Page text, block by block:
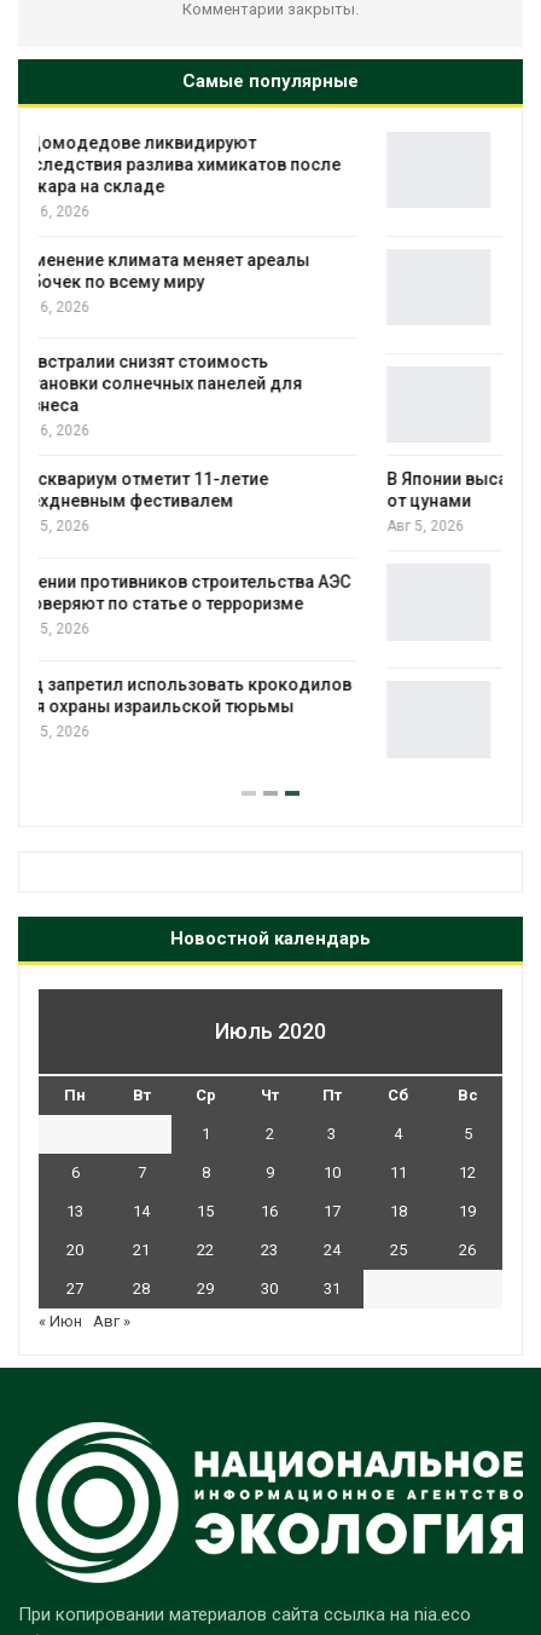
Комментарии закрыты.
Самые популярные
Органические яйца оказались «хуже для
климата»: исследование показало
Стартовал прием заявок на
экологическую премию
Омская область получит ещё 598 млн
рублей на перевод частных домов на газ
В Японии высаживают прибрежные леса для защиты
от цунами
Авг 5, 2026
Суд взыскал с золотодобывающей
компании 145,4 млн рублей за ущерб
недрам
Микропластик обнаружили почти у всех
животных глубоководных
Новостной календарь
Июль 2020
Пн Вт Ср Чт Пт Сб Вс
1 2 3 4 5
6 7 8 9 10 11 12
13 14 15 16 17 18 19
20 21 22 23 24 25 26
27 28 29 30
31
« Июн
Авг »
При копировании материалов сайта ссылка на nia.eco